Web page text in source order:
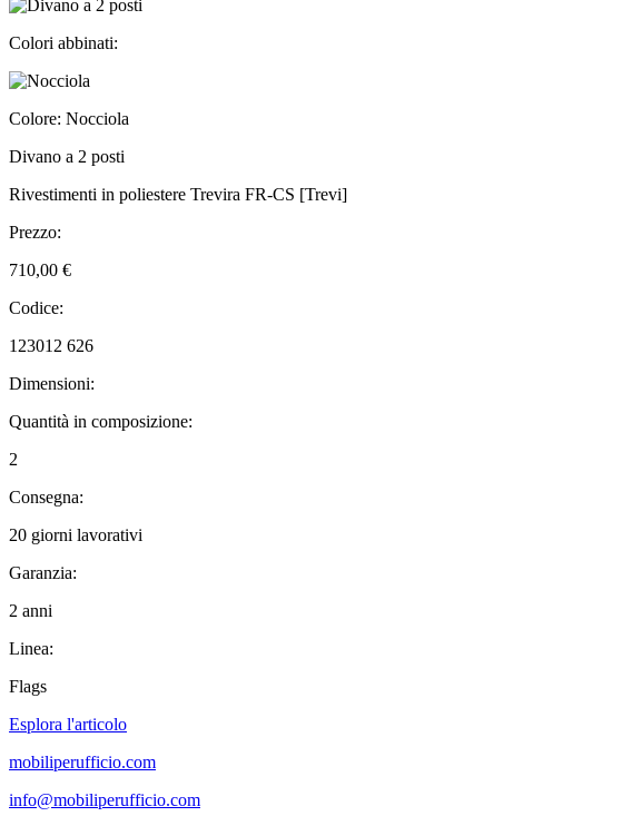
Colori abbinati:
Colore: Nocciola
Divano a 2 posti
Rivestimenti in poliestere Trevira FR-CS [Trevi]
Prezzo:
710,00 €
Codice:
123012 626
Dimensioni:
Quantità in composizione:
2
Consegna:
20 giorni lavorativi
Garanzia:
2 anni
Linea:
Flags
Esplora l'articolo
mobiliperufficio.com
info@mobiliperufficio.com